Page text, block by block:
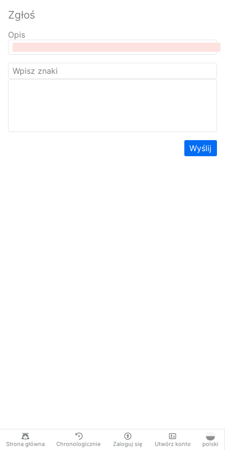
Strona główna Chronologicznie Zaloguj się Utwórz konto polski
Zgłoś
Opis
Wyślij